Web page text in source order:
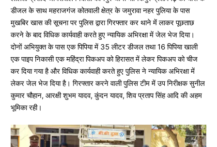
डीजल के साथ महराजगंज कोतवाली क्षेत्र के जमुरावा नहर पुलिया के पास
मुखबिर खास की सूचना पर पुलिस द्वारा गिरफ्तार कर थाने में लाकर पूछताछ
करने के बाद विधिक कार्यवाही करते हुए न्यायिक अभिरक्षा में जेल भेज दिया।
दोनों अभियुक्त के पास एक पिपिया में 35 लीटर डीजल तथा 16 पिपिया खाली
एक पाइप निकासी एक महिंद्रा पिकअप को हिरासत में लेकर पिकअप को चीज
कर दिया गया है और विधिक कार्यवाही करते हुए पुलिस ने न्यायिक अभिरक्षा में
लेकर जेल भेज दिया है। गिरफ्तार करने वाली पुलिस टीम में उप निरीक्षक सुनील
कुमार चौहान, आरक्षी शुभम यादव, कुंदन यादव, शिव प्रताप सिंह आदि की अहम
भूमिका रही।